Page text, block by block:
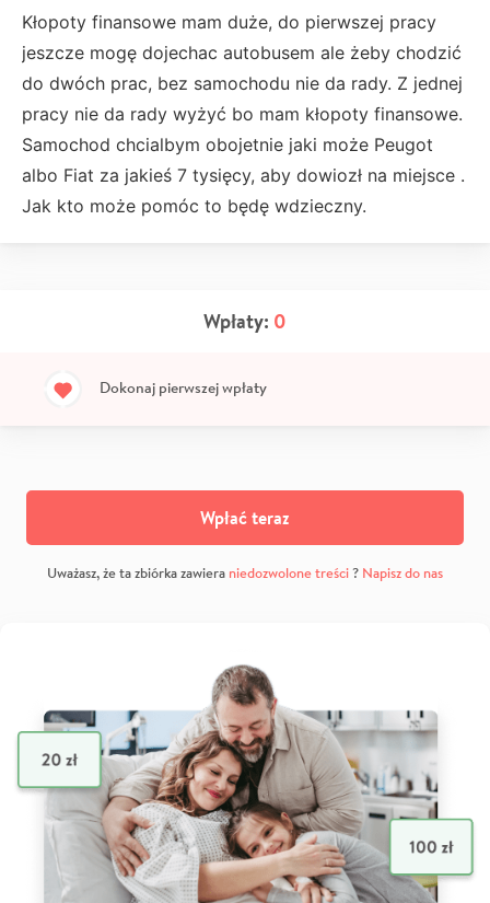
Kłopoty finansowe mam duże, do pierwszej pracy
jeszcze mogę dojechac autobusem ale żeby chodzić
do dwóch prac, bez samochodu nie da rady. Z jednej
pracy nie da rady wyżyć bo mam kłopoty finansowe.
Samochod chcialbym obojetnie jaki może Peugot
albo Fiat za jakieś 7 tysięcy, aby dowiozł na miejsce .
Jak kto może pomóc to będę wdzieczny.
Wpłaty: 0
Dokonaj pierwszej wpłaty
Wpłać teraz
Uważasz, że ta zbiórka zawiera niedozwolone treści? Napisz do nas